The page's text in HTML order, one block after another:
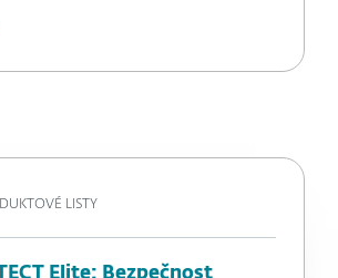
LISTY
Elite: Bezpečnost